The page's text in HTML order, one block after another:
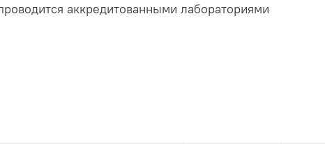
аккредитованными лабораториями